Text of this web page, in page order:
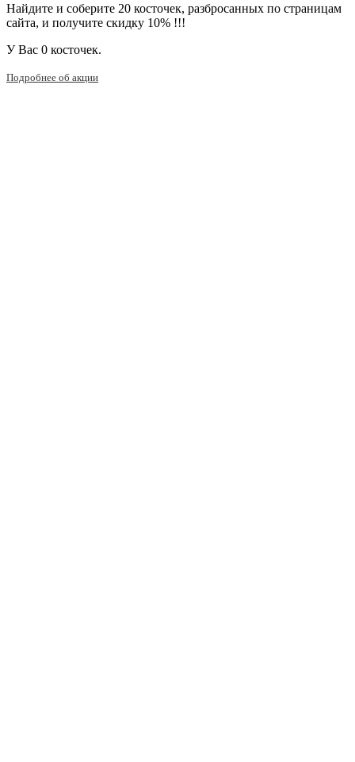
Найдите и соберите 20 косточек, разбросанных по страницам
сайта, и получите скидку 10% !!!
У Вас 0 косточек.
Подробнее об акции